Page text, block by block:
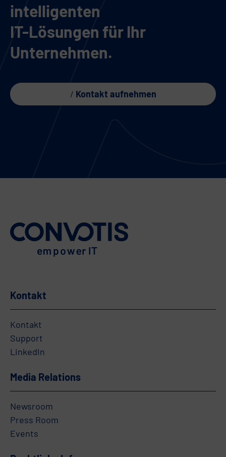
intelligenten
IT-Lösungen für Ihr
Unternehmen.
Kontakt aufnehmen
Kontakt
Kontakt
Support
LinkedIn
Media Relations
Newsroom
Press Room
Events